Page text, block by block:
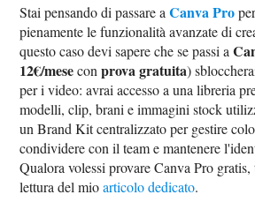
Stai pensando di passare aCanva Pro
pienamente le funzionalità avanzate di
questo caso devi sapere che se passi a
12€/meseconprova gratuita)
per i video: avrai accesso a una libreria
modelli, clip, brani e immagini stock
un Brand Kit centralizzato per gestire
condividere con il team e mantenere
Qualora volessi provare Canva Pro
lettura del mioarticolo dedicato.